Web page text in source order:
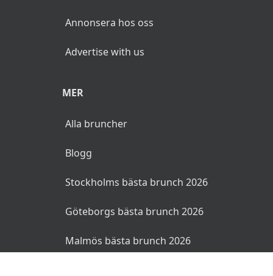
Annonsera hos oss
Advertise with us
MER
Alla bruncher
Blogg
Stockholms bästa brunch 2026
Göteborgs bästa brunch 2026
Malmös bästa brunch 2026